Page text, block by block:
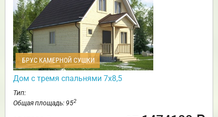
БРУС КАМЕРНОЙ СУШКИ
Дом с тремя спальнями 7х8,5
Тип:
Общая площадь: 952